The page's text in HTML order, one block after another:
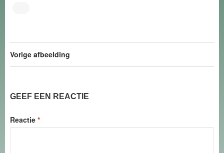
Vorige afbeelding
GEEF EEN REACTIE
Reactie *